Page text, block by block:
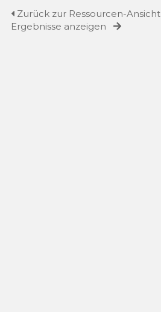
Zurück zur Ressourcen-Ansicht
Ergebnisse anzeigen